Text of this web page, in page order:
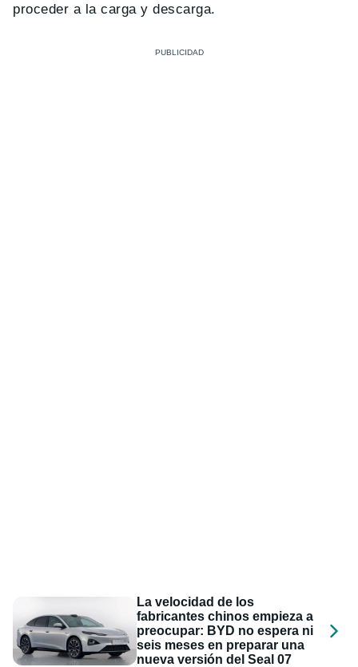
proceder a la carga y descarga.
La velocidad de los
fabricantes chinos empieza a
preocupar: BYD no espera ni
seis meses en preparar una
nueva versión del Seal 07